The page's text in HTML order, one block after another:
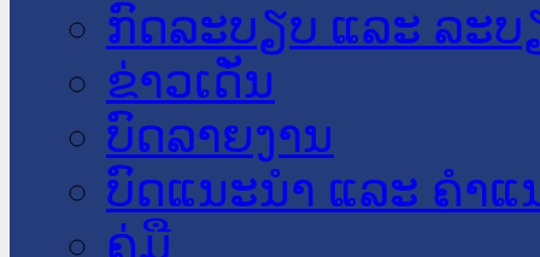
ກົດລະບຽບ ແລະ ລະບ
ຂ່າວເດັ່ນ
ບົດລາຍງານ
ບົດແນະນໍາ ແລະ ຄໍາແ
ຄູ່ມື